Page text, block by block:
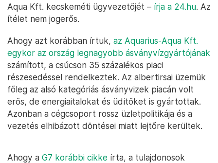
Aqua Kft. kecskeméti ügyvezetőjét – írja a 24.hu. Az
ítélet nem jogerős.
Ahogy azt korábban írtuk, az Aquarius-Aqua Kft.
egykor az ország legnagyobb ásványvízgyártójának
számított, a csúcson 35 százalékos piaci
részesedéssel rendelkeztek. Az albertirsai üzemük
főleg az alsó kategóriás ásványvizek piacán volt
erős, de energiaitalokat és üdítőket is gyártottak.
Azonban a cégcsoport rossz üzletpolitikája és a
vezetés elhibázott döntései miatt lejtőre kerültek.
Ahogy a G7 korábbi cikke írta, a tulajdonosok